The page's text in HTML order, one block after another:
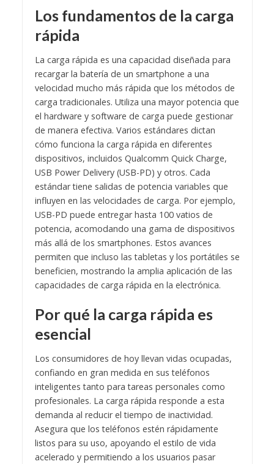
Los fundamentos de la carga
rápida
La carga rápida es una capacidad diseñada para
recargar la batería de un smartphone a una
velocidad mucho más rápida que los métodos de
carga tradicionales. Utiliza una mayor potencia que
el hardware y software de carga puede gestionar
de manera efectiva. Varios estándares dictan
cómo funciona la carga rápida en diferentes
dispositivos, incluidos Qualcomm Quick Charge,
USB Power Delivery (USB-PD) y otros. Cada
estándar tiene salidas de potencia variables que
influyen en las velocidades de carga. Por ejemplo,
USB-PD puede entregar hasta 100 vatios de
potencia, acomodando una gama de dispositivos
más allá de los smartphones. Estos avances
permiten que incluso las tabletas y los portátiles se
beneficien, mostrando la amplia aplicación de las
capacidades de carga rápida en la electrónica.
Por qué la carga rápida es
esencial
Los consumidores de hoy llevan vidas ocupadas,
confiando en gran medida en sus teléfonos
inteligentes tanto para tareas personales como
profesionales. La carga rápida responde a esta
demanda al reducir el tiempo de inactividad.
Asegura que los teléfonos estén rápidamente
listos para su uso, apoyando el estilo de vida
acelerado y permitiendo a los usuarios pasar